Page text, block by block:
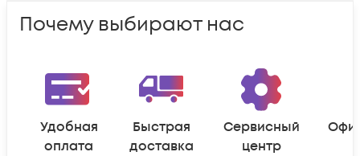
Почему выбирают нас
Удобная
оплата
Быстрая
доставка
Сервисный
центр